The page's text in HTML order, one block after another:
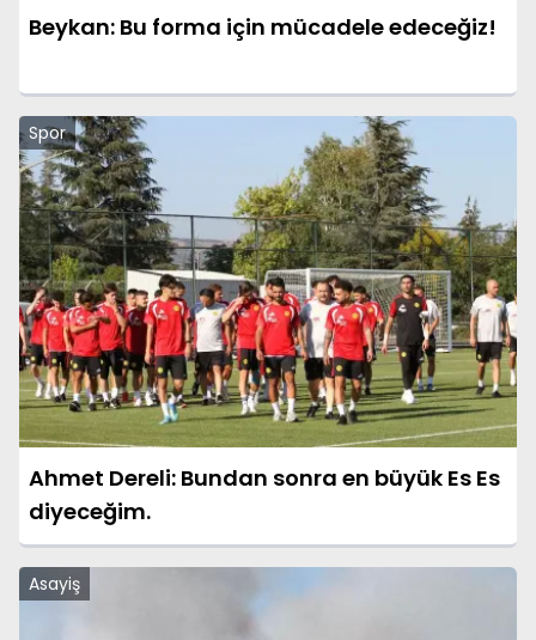
Beykan: Bu forma için mücadele edeceğiz!
Spor
Ahmet Dereli: Bundan sonra en büyük Es Es
diyeceğim.
Asayiş